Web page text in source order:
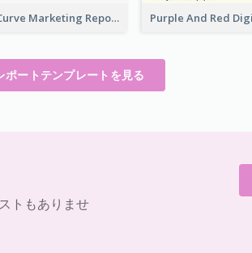
Red Curve Marketing Reports
ポートテンプレートを見る
トもありませ